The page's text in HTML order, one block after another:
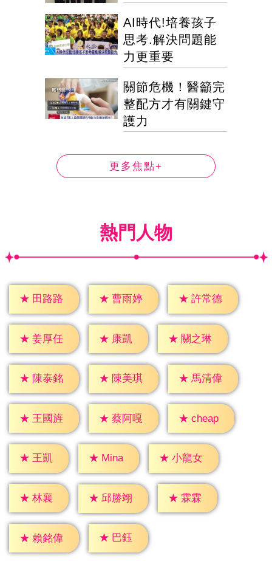
AI時代!培養孩子
思考.解決問題能
力更重要
關節危機！醫籲完
整配方才有關鍵守
護力
更多焦點+
熱門人物
★ 田路路 ★ 曹雨婷 ★ 許常德
★ 姜厚任 ★ 康凱 ★ 關之琳
★ 陳泰銘 ★ 陳美琪 ★ 馬清偉
★ 王國旌 ★ 蔡阿嘎 ★ cheap
★ 王凱 ★ Mina ★ 小龍女
★ 林襄 ★ 邱勝翊 ★ 霖霖
★ 賴銘偉 ★ 巴鈺